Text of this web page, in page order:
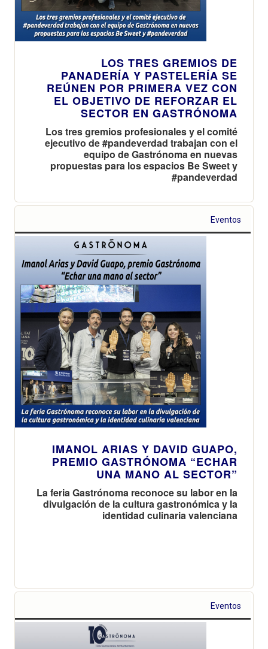
LOS TRES GREMIOS DE
PANADERÍA Y PASTELERÍA SE
REÚNEN POR PRIMERA VEZ CON
EL OBJETIVO DE REFORZAR EL
SECTOR EN GASTRÓNOMA
Los tres gremios profesionales y el comité
ejecutivo de #pandeverdad trabajan con el
equipo de Gastrónoma en nuevas
propuestas para los espacios Be Sweet y
#pandeverdad
Eventos
IMANOL ARIAS Y DAVID GUAPO,
PREMIO GASTRÓNOMA “ECHAR
UNA MANO AL SECTOR”
La feria Gastrónoma reconoce su labor en la
divulgación de la cultura gastronómica y la
identidad culinaria valenciana
Eventos